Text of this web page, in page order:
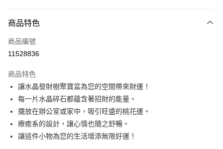
信用卡一次付款
超商取貨付款
Apple Pay
街口支付
ATM付款
商品特色
商品編號
11528836
商品特色
讓水晶發財樹聚寶盆為您的空間帶來財運！
每一片水晶碎石都蘊含著招財的能量。
擺放在辦公室或家中，吸引旺盛的桃花運。
療癒系的設計，讓心情也隨之舒暢。
讓這件小物為您的生活增添無限好運！